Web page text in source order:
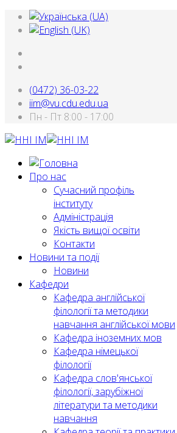
(0472) 36-03-22
iim@vu.cdu.edu.ua
Пн - Пт 8:00 - 17:00
Про нас
Сучасний профіль
інституту
Адміністрація
Якість вищої освіти
Контакти
Новини та події
Новини
Кафедри
Кафедра англійської
філології та методики
навчання англійської мови
Кафедра іноземних мов
Кафедра німецької
філології
Кафедра слов'янської
філології, зарубіжної
літератури та методики
навчання